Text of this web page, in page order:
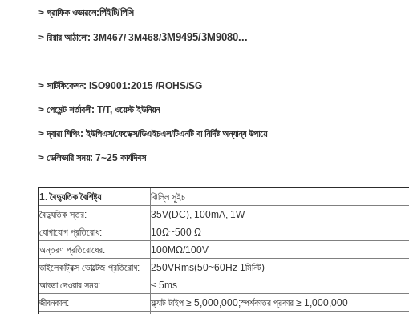
> গ্রাফিক ওভারলে:পিইটি/পিসি
> রিয়ার আঠালো: 3M467/ 3M468/3M9495/3M9080...
> সার্টিফিকেশন: ISO9001:2015 /ROHS/SG
> পেমেন্ট শর্তাবলী: T/T, ওয়েস্ট ইউনিয়ন
> দ্বারা শিপিং: ইউপিএস/ফেডেক্স/ডিএইচএল/টিএনটি বা নির্দিষ্ট অন্যান্য উপায়ে
> ডেলিভারি সময়: 7~25 কার্যদিবস
1. বৈদ্যুতিক বৈশিষ্ট্য
ঝিল্লি সুইচ
বৈদ্যুতিক স্তর:
35V(DC), 100mA, 1W
যোগাযোগ প্রতিরোধ:
10Ω~500 Ω
অন্তরণ প্রতিরোধের:
100MΩ/100V
ডাইলেকট্রিক্স ভোল্টেজ-প্রতিরোধ:
250VRms(50~60Hz 1মিনিট)
আড্ডা দেওয়ার সময়:
≤ 5ms
জীবনকাল:
ফ্ল্যাট টাইপ ≥ 5,000,000;স্পর্শকাতর প্রকার ≥ 1,000,000